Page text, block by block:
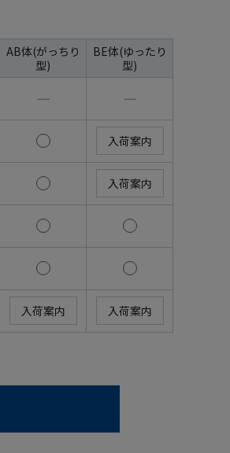
AB体(がっちり
型)
BE体(ゆったり
型)
― ―
入荷案内
入荷案内
入荷案内 入荷案内